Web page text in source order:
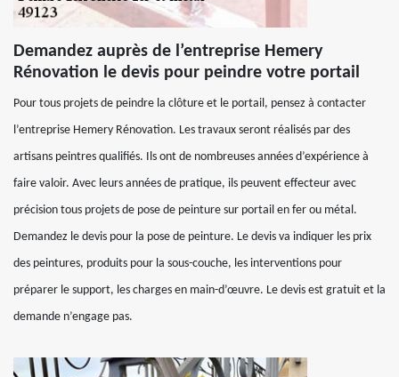
Demandez auprès de l’entreprise Hemery
Rénovation le devis pour peindre votre portail
Pour tous projets de peindre la clôture et le portail, pensez à contacter
l’entreprise Hemery Rénovation. Les travaux seront réalisés par des
artisans peintres qualifiés. Ils ont de nombreuses années d’expérience à
faire valoir. Avec leurs années de pratique, ils peuvent effecteur avec
précision tous projets de pose de peinture sur portail en fer ou métal.
Demandez le devis pour la pose de peinture. Le devis va indiquer les prix
des peintures, produits pour la sous-couche, les interventions pour
préparer le support, les charges en main-d’œuvre. Le devis est gratuit et la
demande n’engage pas.